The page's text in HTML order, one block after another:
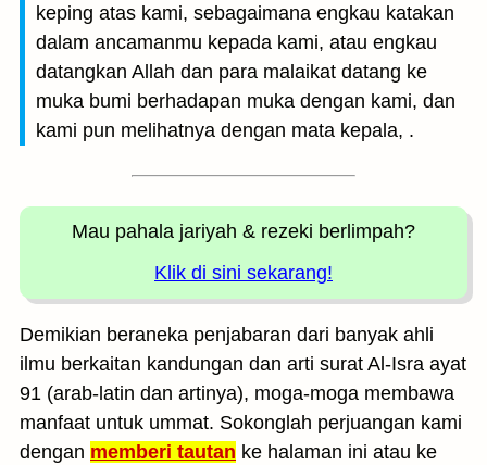
keping atas kami, sebagaimana engkau katakan
dalam ancamanmu kepada kami, atau engkau
datangkan Allah dan para malaikat datang ke
muka bumi berhadapan muka dengan kami, dan
kami pun melihatnya dengan mata kepala, .
Mau pahala jariyah & rezeki berlimpah?
Klik di sini sekarang!
Demikian beraneka penjabaran dari banyak ahli
ilmu berkaitan kandungan dan arti surat Al-Isra ayat
91 (arab-latin dan artinya), moga-moga membawa
manfaat untuk ummat. Sokonglah perjuangan kami
dengan memberi tautan ke halaman ini atau ke